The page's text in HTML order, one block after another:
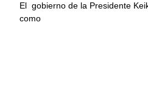
El gobierno de la Presidente
como